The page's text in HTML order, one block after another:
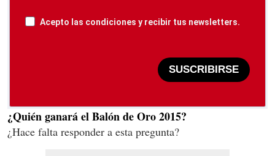
Acepto las condiciones y recibir tus newsletters.
SUSCRIBIRSE
¿Quién ganará el Balón de Oro 2015?
¿Hace falta responder a esta pregunta?